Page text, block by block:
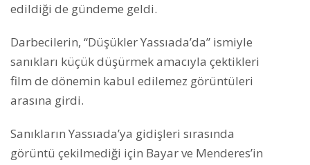
edildiği de gündeme geldi.
Darbecilerin, “Düşükler Yassıada’da” ismiyle
sanıkları küçük düşürmek amacıyla çektikleri
film de dönemin kabul edilemez görüntüleri
arasına girdi.
Sanıkların Yassıada’ya gidişleri sırasında
görüntü çekilmediği için Bayar ve Menderes’in